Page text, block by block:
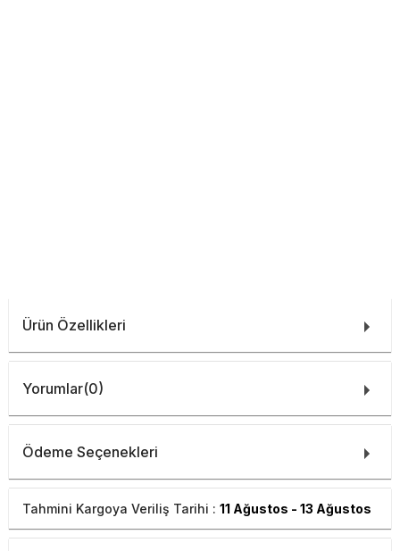
Ürün Özellikleri
Yorumlar(0)
Ödeme Seçenekleri
Tahmini Kargoya Veriliş Tarihi : 11 Ağustos - 13 Ağustos